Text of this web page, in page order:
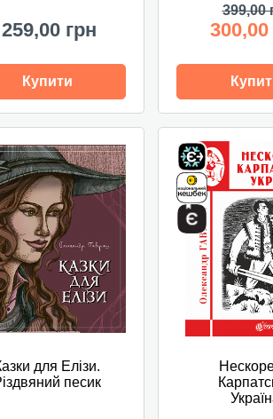
259,00 грн
Купити
399,00
300,00
для Елізи.
песик